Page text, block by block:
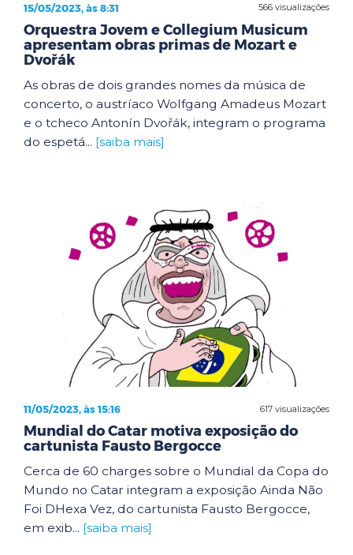
566 visualizações
15/05/2023, às 8:31
Orquestra Jovem e Collegium Musicum
apresentam obras primas de Mozart e
Dvořák
As obras de dois grandes nomes da música de
concerto, o austríaco Wolfgang Amadeus Mozart
e o tcheco Antonín Dvořák, integram o programa
do espetá... [saiba mais]
617 visualizações
11/05/2023, às 15:16
Mundial do Catar motiva exposição do
cartunista Fausto Bergocce
Cerca de 60 charges sobre o Mundial da Copa do
Mundo no Catar integram a exposição Ainda Não
Foi DHexa Vez, do cartunista Fausto Bergocce,
em exib... [saiba mais]